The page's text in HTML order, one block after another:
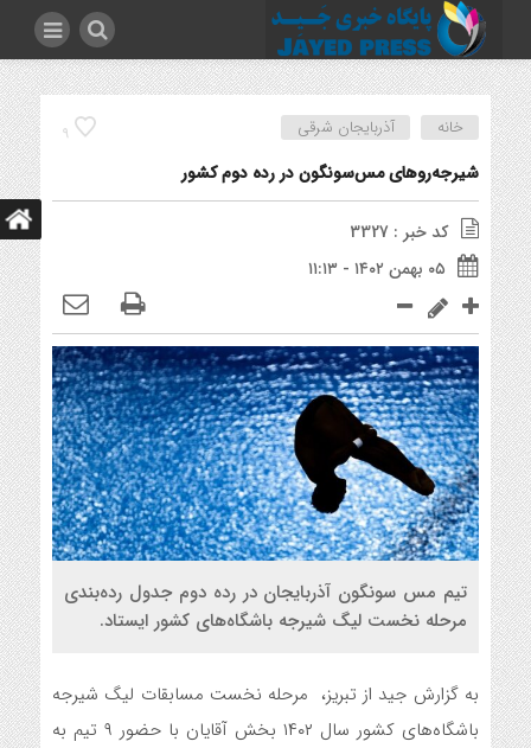
9 خانه آذربایجان شرقی
شیرجه‌روهای مس‌سونگون در رده دوم کشور
کد خبر : 3327
۰۵ بهمن ۱۴۰۲ - ۱۱:۱۳
تیم مس سونگون آذربایجان در رده دوم جدول رده‌بندی
مرحله نخست لیگ شیرجه باشگاه‌های کشور ایستاد.
به گزارش جید از تبریز، مرحله نخست مسابقات لیگ شیرجه
باشگاه‌های کشور سال ۱۴۰۲ بخش آقایان با حضور ۹ تیم به